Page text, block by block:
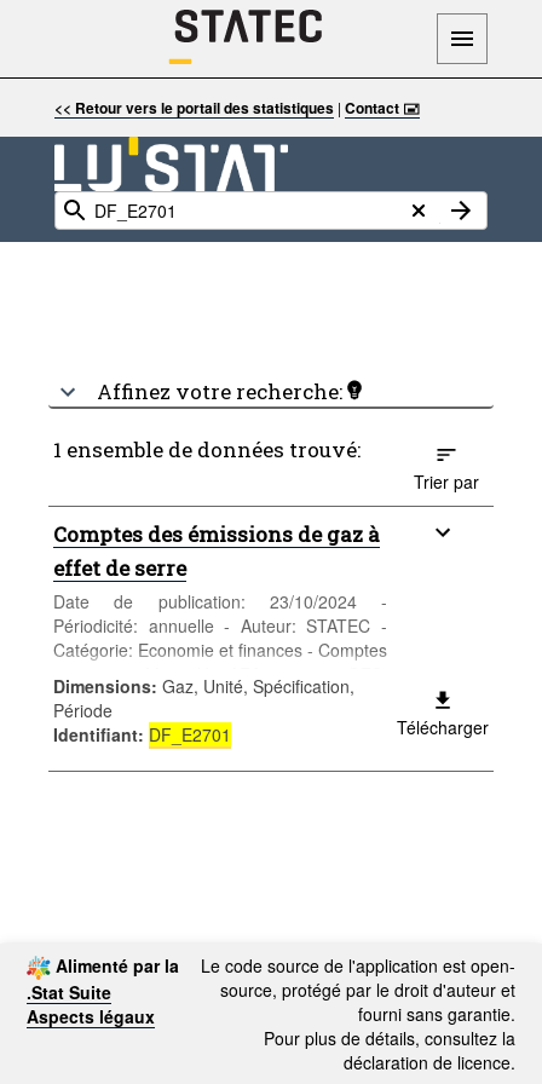
<< Retour vers le portail des statistiques| Contact 🖃
Affinez votre recherche:
1 ensemble de données trouvé:
Trier par
Comptes des émissions de gaz à
effet de serre
Date de publication: 23/10/2024 -
Périodicité: annuelle - Auteur: STATEC -
Catégorie: Economie et finances - Comptes
nationaux - Mots-clés: AEA, comptes, GES,
SCEE
Dimensions: Gaz, Unité, Spécification,
Période
Identifiant: DF_E2701 Télécharger
Alimenté par la
.Stat Suite
Aspects légaux
Le code source de l'application est open-
source, protégé par le droit d'auteur et
fourni sans garantie.
Pour plus de détails, consultez la
déclaration de licence.